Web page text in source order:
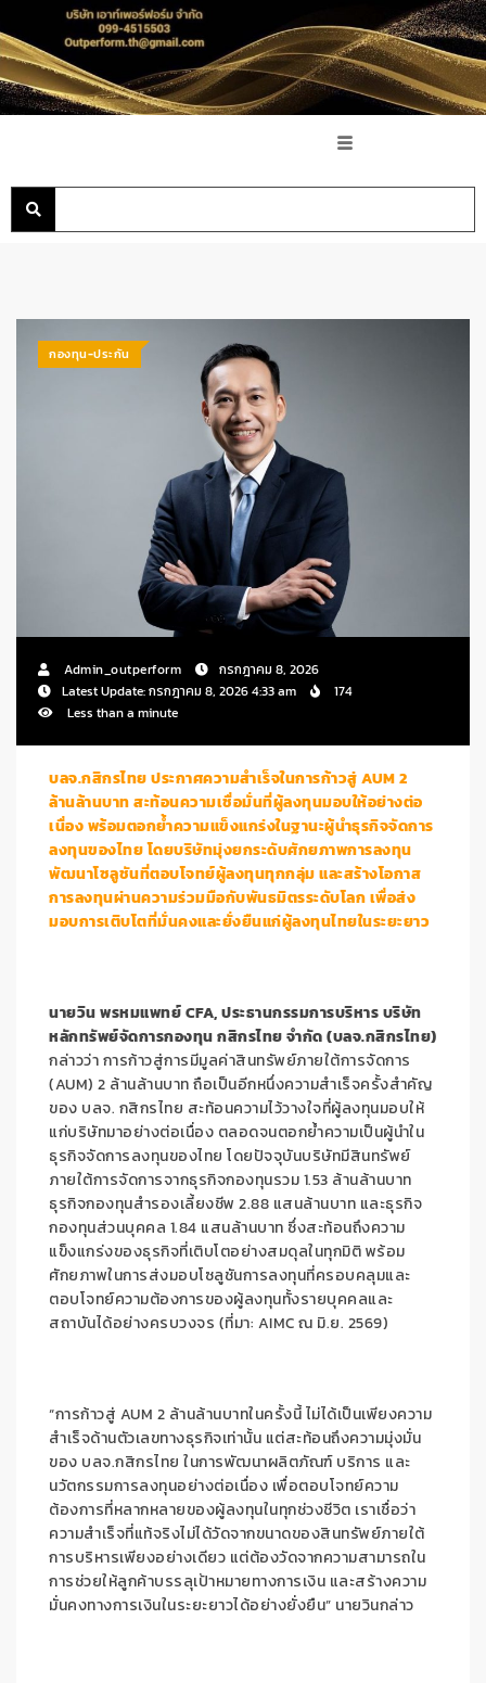
กองทุน-ประกัน
Admin_outperform
กรกฎาคม 8, 2026
Latest Update: กรกฎาคม 8, 2026 4:33 am
174
Less than a minute
บลจ.กสิกรไทย ประกาศความสำเร็จในการก้าวสู่AUM 2
ล้านล้านบาท สะท้อนความเชื่อมั่นที่ผู้ลงทุนมอบให้อย่างต่อ
เนื่อง พร้อมตอกย้ำความแข็งแกร่งในฐานะผู้นำธุรกิจจัดการ
ลงทุนของไทย โดยบริษัทมุ่งยกระดับศักยภาพการลงทุน
พัฒนาโซลูชันที่ตอบโจทย์ผู้ลงทุนทุกกลุ่ม และสร้างโอกาส
การลงทุนผ่านความร่วมมือกับพันธมิตรระดับโลก เพื่อส่ง
มอบการเติบโตที่มั่นคงและยั่งยืนแก่ผู้ลงทุนไทยในระยะยาว
นายวิน พรหมแพทย์ CFA, ประธานกรรมการบริหาร บริษัท
หลักทรัพย์จัดการกองทุน กสิกรไทย จำกัด (บลจ.กสิกรไทย)
กล่าวว่า การก้าวสู่การมีมูลค่าสินทรัพย์ภายใต้การจัดการ
(AUM) 2 ล้านล้านบาท ถือเป็นอีกหนึ่งความสำเร็จครั้งสำคัญ
ของ บลจ. กสิกรไทย สะท้อนความไว้วางใจที่ผู้ลงทุนมอบให้
แก่บริษัทมาอย่างต่อเนื่อง ตลอดจนตอกย้ำความเป็นผู้นำใน
ธุรกิจจัดการลงทุนของไทย โดยปัจจุบันบริษัทมีสินทรัพย์
ภายใต้การจัดการจากธุรกิจกองทุนรวม 1.53 ล้านล้านบาท
ธุรกิจกองทุนสำรองเลี้ยงชีพ 2.88 แสนล้านบาท และธุรกิจ
กองทุนส่วนบุคคล 1.84 แสนล้านบาท ซึ่งสะท้อนถึงความ
แข็งแกร่งของธุรกิจที่เติบโตอย่างสมดุลในทุกมิติ พร้อม
ศักยภาพในการส่งมอบโซลูชันการลงทุนที่ครอบคลุมและ
ตอบโจทย์ความต้องการของผู้ลงทุนทั้งรายบุคคลและ
สถาบันได้อย่างครบวงจร (ที่มา: AIMC ณ มิ.ย. 2569)
“การก้าวสู่ AUM 2 ล้านล้านบาทในครั้งนี้ ไม่ได้เป็นเพียงความ
สำเร็จด้านตัวเลขทางธุรกิจเท่านั้น แต่สะท้อนถึงความมุ่งมั่น
ของ บลจ.กสิกรไทย ในการพัฒนาผลิตภัณฑ์ บริการ และ
นวัตกรรมการลงทุนอย่างต่อเนื่อง เพื่อตอบโจทย์ความ
ต้องการที่หลากหลายของผู้ลงทุนในทุกช่วงชีวิต เราเชื่อว่า
ความสำเร็จที่แท้จริงไม่ได้วัดจากขนาดของสินทรัพย์ภายใต้
การบริหารเพียงอย่างเดียว แต่ต้องวัดจากความสามารถใน
การช่วยให้ลูกค้าบรรลุเป้าหมายทางการเงิน และสร้างความ
มั่นคงทางการเงินในระยะยาวได้อย่างยั่งยืน” นายวินกล่าว